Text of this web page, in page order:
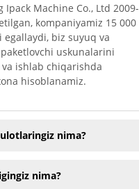
Ipack Machine Co., Ltd 2009-
kompaniyamiz 15 000
egallaydi, biz suyuq va
uskunalarini
ishlab chiqarishda
hisoblanamiz.
nima?
nima?